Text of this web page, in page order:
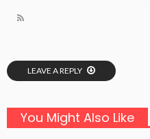
LEAVE A REPLY
You Might Also Like